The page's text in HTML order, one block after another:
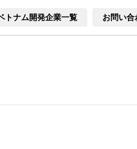
トナム開発企業一覧 お問い合